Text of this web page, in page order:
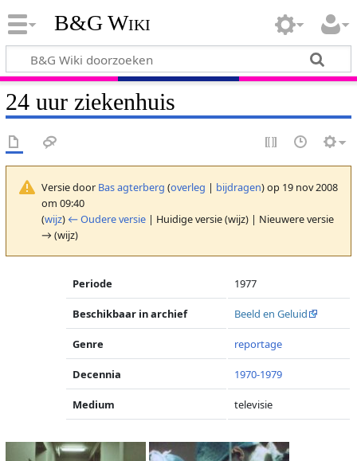
B&G Wiki
24 uur ziekenhuis
Versie door Bas agterberg (overleg | bijdragen)op 19 nov 2008
om 09:40
(wijz) ← Oudere versie| Huidige versie (wijz) | Nieuwere versie
→ (wijz)
Periode 1977
Beschikbaar in archief Beeld en Geluid
Genre reportage
Decennia 1970-1979
Medium televisie